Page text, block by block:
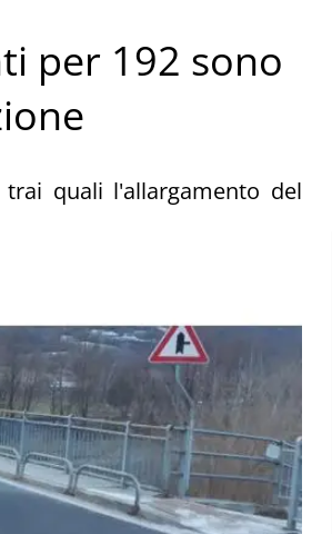
per 192 sono
quali l'allargamento del